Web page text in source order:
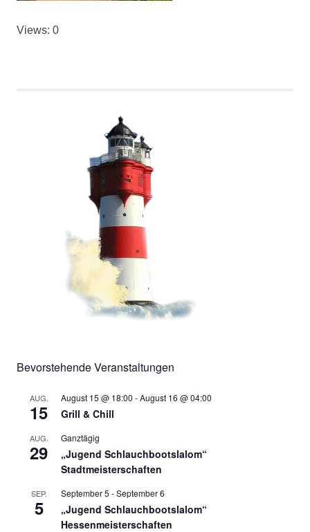
Views: 0
Bevorstehende Veranstaltungen
AUG.
15
August 15 @ 18:00 -August 16 @ 04:00
Grill & Chill
AUG.
29
Ganztägig
„Jugend Schlauchbootslalom“
Stadtmeisterschaften
SEP.
5
September 5 -September 6
„Jugend Schlauchbootslalom“
Hessenmeisterschaften